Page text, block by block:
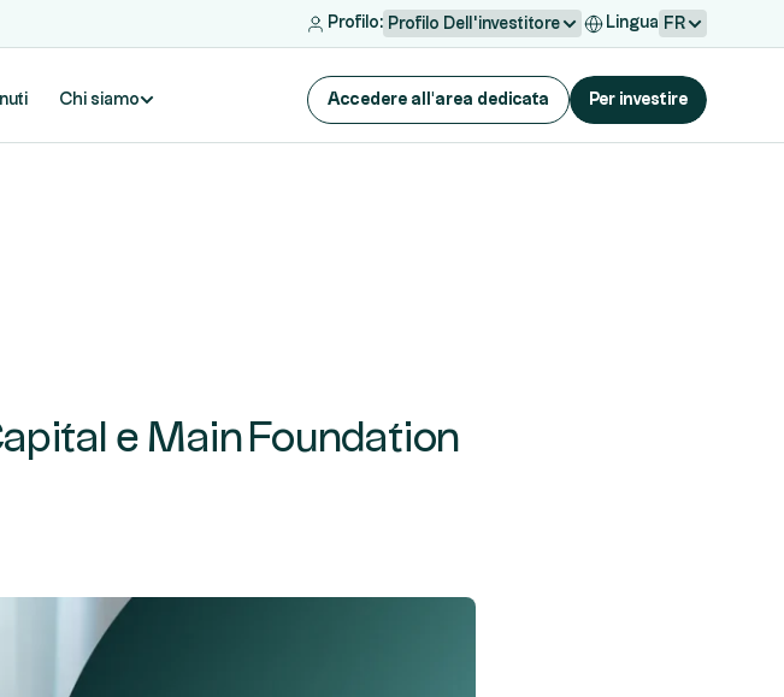
Profilo: Profilo Dell'investitore Lingua FR
Chi siamo Accedere all'area dedicata Per investire
e Main Foundation